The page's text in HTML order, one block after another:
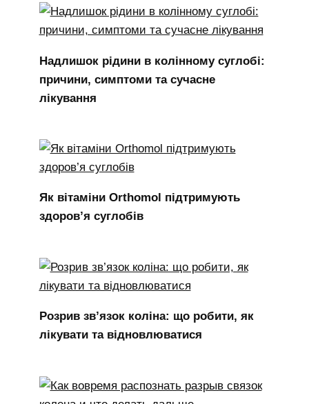
Надлишок рідини в колінному суглобі:
причини, симптоми та сучасне
лікування
Як вітаміни Orthomol підтримують
здоров’я суглобів
Розрив зв’язок коліна: що робити, як
лікувати та відновлюватися